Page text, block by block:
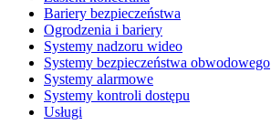
Bariery bezpieczeństwa
Ogrodzenia i bariery
Systemy nadzoru wideo
Systemy bezpieczeństwa obwodowego
Systemy alarmowe
Systemy kontroli dostępu
Usługi